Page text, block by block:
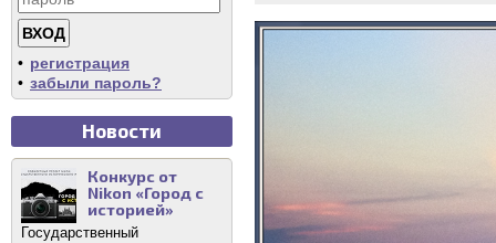
• регистрация
• забыли пароль?
Новости
Конкурс от
Nikon «Город с
историей»
Государственный